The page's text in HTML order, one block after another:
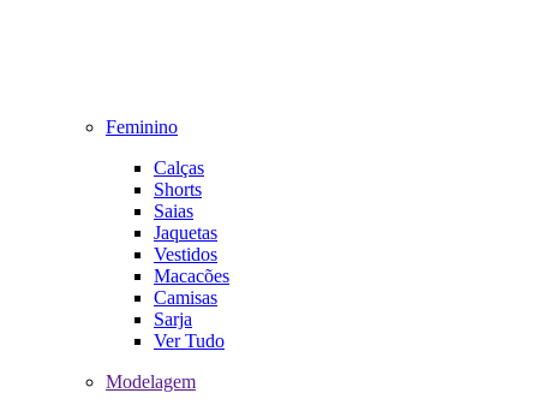
Feminino
Calças
Shorts
Saias
Jaquetas
Vestidos
Macacões
Camisas
Sarja
Ver Tudo
Modelagem